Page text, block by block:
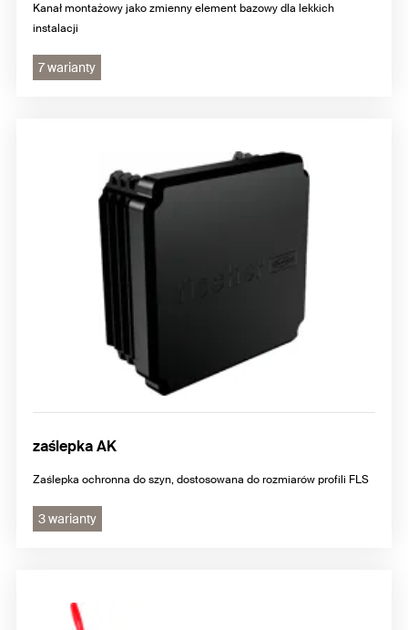
Kanał montażowy jako zmienny element bazowy dla lekkich
instalacji
7 warianty
zaślepka AK
Zaślepka ochronna do szyn, dostosowana do rozmiarów profili FLS
3 warianty